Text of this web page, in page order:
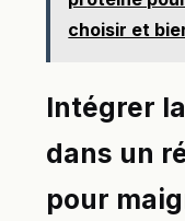
choisir et
Intégrer
dans un
pour